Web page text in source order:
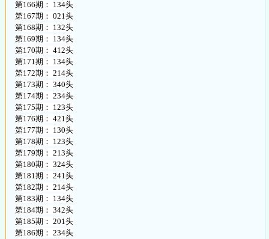
第166期： 134头
第167期： 021头
第168期： 132头
第169期： 134头
第170期： 412头
第171期： 134头
第172期： 214头
第173期： 340头
第174期： 234头
第175期： 123头
第176期： 421头
第177期： 130头
第178期： 123头
第179期： 213头
第180期： 324头
第181期： 241头
第182期： 214头
第183期： 134头
第184期： 342头
第185期： 201头
第186期： 234头